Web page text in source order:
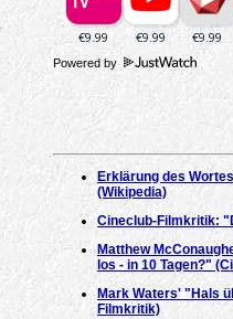
Powered by
Erklärung des
(Wikipedia)
Cineclub-Filmkritik:
Matthew
los - in 10 Tagen?"
Mark Waters' "Hals
Filmkritik)